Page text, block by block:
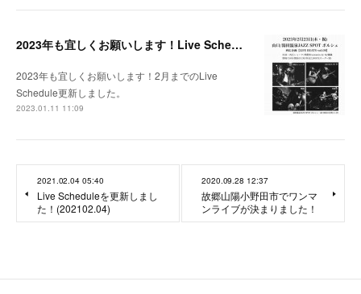
2023年も宜しくお願いします！Live Schedule更新しました(2023.1.11)
2023年も宜しくお願いします！2月までのLive
Schedule更新しました。
2023.01.11 11:09
2021.02.04 05:40
Live Scheduleを更新しまし
た！(202102.04)
2020.09.28 12:37
故郷山陽小野田市でワンマ
ンライブが決まりました！